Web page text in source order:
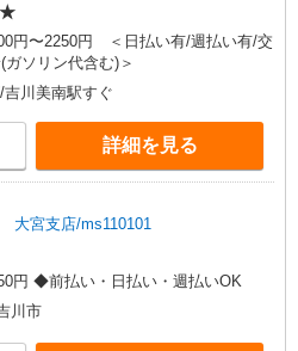
★
円〜2250円 ＜日払い有/週払い有/交
ガソリン代含む)＞
川美南駅すぐ
詳細を見る
大宮支店/ms110101
時給1350円 ◆前払い・日払い・週払いOK
川市